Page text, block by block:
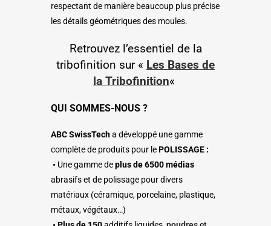
respectant de manière beaucoup plus précise
les détails géométriques des moules.
Retrouvez l’essentiel de la
tribofinition sur « Les Bases de
la Tribofinition«
QUI SOMMES-NOUS ?
ABC SwissTecha développé une gamme
complète de produits pour lePOLISSAGE :
• Une gamme deplus de 6500 médias
abrasifs et de polissage pour divers
matériaux (céramique, porcelaine, plastique,
métaux, végétaux…)